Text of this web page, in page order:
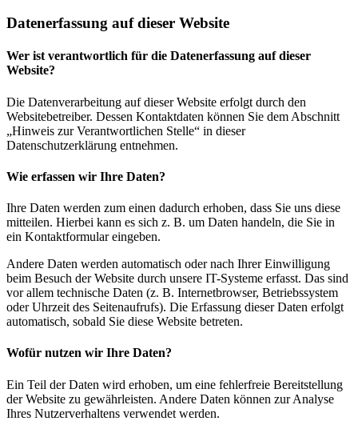
Datenerfassung auf dieser Website
Wer ist verantwortlich für die Datenerfassung auf dieser
Website?
Die Datenverarbeitung auf dieser Website erfolgt durch den
Websitebetreiber. Dessen Kontaktdaten können Sie dem Abschnitt
„Hinweis zur Verantwortlichen Stelle“ in dieser
Datenschutzerklärung entnehmen.
Wie erfassen wir Ihre Daten?
Ihre Daten werden zum einen dadurch erhoben, dass Sie uns diese
mitteilen. Hierbei kann es sich z. B. um Daten handeln, die Sie in
ein Kontaktformular eingeben.
Andere Daten werden automatisch oder nach Ihrer Einwilligung
beim Besuch der Website durch unsere IT-Systeme erfasst. Das sind
vor allem technische Daten (z. B. Internetbrowser, Betriebssystem
oder Uhrzeit des Seitenaufrufs). Die Erfassung dieser Daten erfolgt
automatisch, sobald Sie diese Website betreten.
Wofür nutzen wir Ihre Daten?
Ein Teil der Daten wird erhoben, um eine fehlerfreie Bereitstellung
der Website zu gewährleisten. Andere Daten können zur Analyse
Ihres Nutzerverhaltens verwendet werden.